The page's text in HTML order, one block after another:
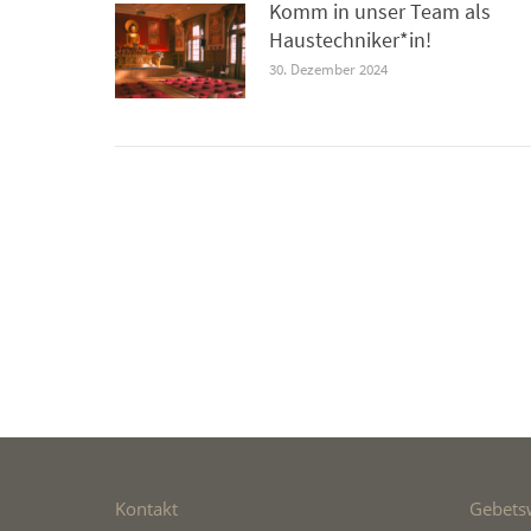
Komm in unser Team als
Haustechniker*in!
30. Dezember 2024
Kontakt